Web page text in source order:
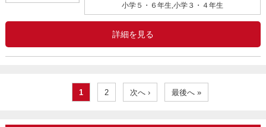
小学５・６年生,小学３・４年生
詳細を見る
1 2 次へ › 最後へ »